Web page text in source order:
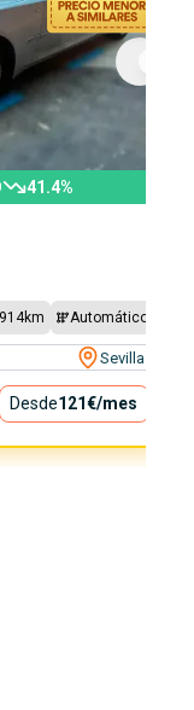
41.4%
km Automático
Sevilla
Desde121€/mes